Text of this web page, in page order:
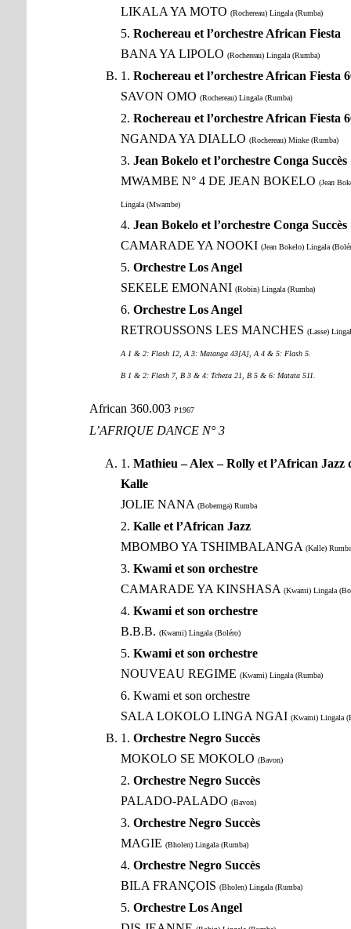
LIKALA YA MOTO (Rochereau) Lingala (Rumba)
5. Rochereau et l’orchestre African Fiesta
BANA YA LIPOLO (Rochereau) Lingala (Rumba)
1. Rochereau et l’orchestre African Fiesta
SAVON OMO (Rochereau) Lingala (Rumba)
2. Rochereau et l’orchestre African Fiesta
NGANDA YA DIALLO (Rochereau) Minke (Rumba)
3. Jean Bokelo et l’orchestre Conga Succès
MWAMBE N° 4 DE JEAN BOKELO (Jean
Lingala (Mwambe)
4. Jean Bokelo et l’orchestre Conga Succès
CAMARADE YA NOOKI (Jean Bokelo) Lingala
5. Orchestre Los Angel
SEKELE EMONANI (Robin) Lingala (Rumba)
6. Orchestre Los Angel
RETROUSSONS LES MANCHES (Lasse)
A 1 & 2: Flash 12, A 3: Matanga 43[A], A 4 & 5: Flash 5.
B 1 & 2: Flash 7, B 3 & 4: Tcheza 21, B 5 & 6: Matata 511.
African 360.003 P1967
L’AFRIQUE DANCE N° 3
1. Mathieu – Alex – Rolly et l’African Jazz
Kalle
JOLIE NANA (Bobemga) Rumba
2. Kalle et l’African Jazz
MBOMBO YA TSHIMBALANGA (Kalle) Rumba
3. Kwami et son orchestre
CAMARADE YA KINSHASA (Kwami) Lingala
4. Kwami et son orchestre
B.B.B. (Kwami) Lingala (Boléro)
5. Kwami et son orchestre
NOUVEAU REGIME (Kwami) Lingala (Rumba)
6. Kwami et son orchestre
SALA LOKOLO LINGA NGAI (Kwami) Lingala
1. Orchestre Negro Succès
MOKOLO SE MOKOLO (Bavon)
2. Orchestre Negro Succès
PALADO-PALADO (Bavon)
3. Orchestre Negro Succès
MAGIE (Bholen) Lingala (Rumba)
4. Orchestre Negro Succès
BILA FRANÇOIS (Bholen) Lingala (Rumba)
5. Orchestre Los Angel